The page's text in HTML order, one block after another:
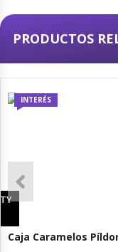
PRODUCTOS
INTERÉS
Caja Caramelos